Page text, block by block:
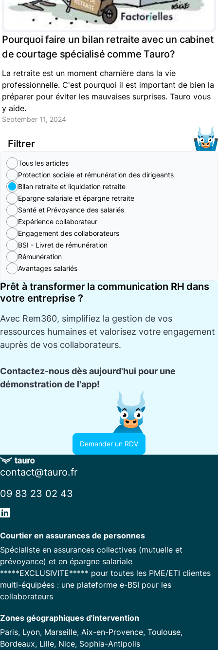
Filtrer
Tous les articles
Protection sociale et rémunération des dirigeants
Bilan retraite et liquidation retraite
Epargne salariale et épargne retraite
Santé et Prévoyance des salariés
Expérience collaborateur
Engagement des collaborateurs
BSI - Livret de rémunération
Rémunération
Avantages salariés
Pourquoi faire un bilan retraite avec un cabinet
de courtage spécialisé comme Tauro?
La retraite est un moment charnière dans la vie
professionnelle. C'est pourquoi il est important de bien la
préparer pour éviter les mauvaises surprises. Tauro vous
y aide.
September 11, 2024
Prêt à transformer la communication RH dans
votre entreprise ?
Avec Rem360, simplifiez la gestion de vos
ressources humaines et valorisez votre engagement
auprès de vos collaborateurs.
Contactez-nous dès aujourd'hui pour une
démonstration de l'app!
Demander un RDV
contact@tauro.fr
09 83 23 02 43
Courtier en assurances de personnes
Spécialiste en assurances collectives (mutuelle et
prévoyance) et en épargne salariale
*****EXCLUSIVITE***** pour toutes les PME/ETI clientes
multi-équipées : une plateforme e-BSI pour les
collaborateurs
Zones géographiques d'intervention
Paris, Lyon, Marseille, Aix-en-Provence, Toulouse,
Bordeaux, Lille, Nice, Sophia-Antipolis